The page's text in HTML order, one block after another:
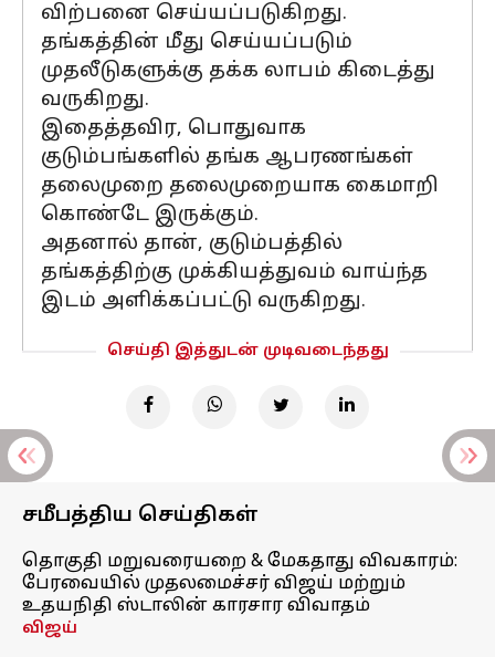
விற்பனை செய்யப்படுகிறது.
தங்கத்தின் மீது செய்யப்படும்
முதலீடுகளுக்கு தக்க லாபம் கிடைத்து
வருகிறது.
இதைத்தவிர, பொதுவாக
குடும்பங்களில் தங்க ஆபரணங்கள்
தலைமுறை தலைமுறையாக கைமாறி
கொண்டே இருக்கும்.
அதனால் தான், குடும்பத்தில்
தங்கத்திற்கு முக்கியத்துவம் வாய்ந்த
இடம் அளிக்கப்பட்டு வருகிறது.
செய்தி இத்துடன் முடிவடைந்தது
சமீபத்திய செய்திகள்
தொகுதி மறுவரையறை & மேகதாது விவகாரம்:
பேரவையில் முதலமைச்சர் விஜய் மற்றும்
உதயநிதி ஸ்டாலின் காரசார விவாதம்
விஜய்